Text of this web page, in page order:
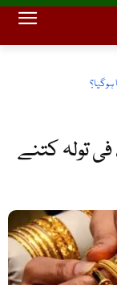
تولہ کتنے